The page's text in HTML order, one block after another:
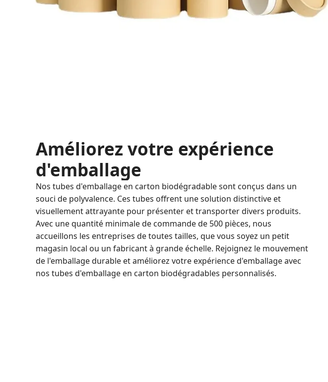
Améliorez votre expérience
d'emballage
Nos tubes d'emballage en carton biodégradable sont conçus dans un
souci de polyvalence. Ces tubes offrent une solution distinctive et
visuellement attrayante pour présenter et transporter divers produits.
Avec une quantité minimale de commande de 500 pièces, nous
accueillons les entreprises de toutes tailles, que vous soyez un petit
magasin local ou un fabricant à grande échelle. Rejoignez le mouvement
de l'emballage durable et améliorez votre expérience d'emballage avec
nos tubes d'emballage en carton biodégradables personnalisés.